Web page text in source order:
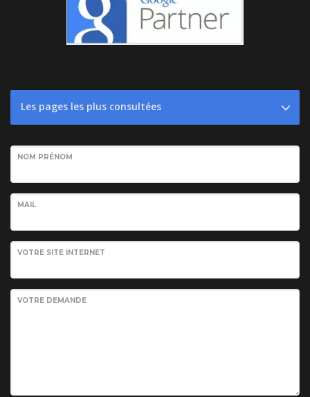
Les pages les plus consultées
NOM PRÉNOM
MAIL
VOTRE SITE INTERNET
VOTRE DEMANDE